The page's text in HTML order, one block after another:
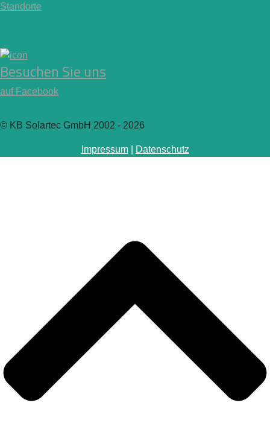
Standorte
Besuchen Sie uns
auf Facebook
© KB Solartec GmbH 2002 - 2026
Impressum| Datenschutz